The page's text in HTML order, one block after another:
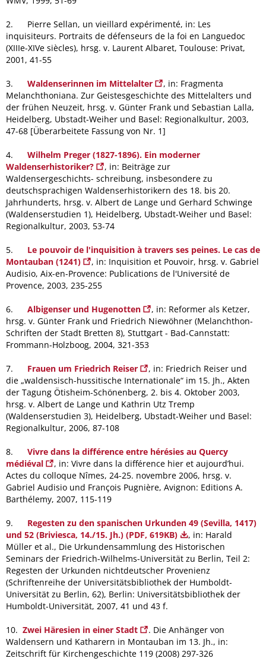
2. Pierre Sellan, un vieillard expérimenté, in: Les
inquisiteurs. Portraits de défenseurs de la foi en Languedoc
(XIIIe-XIVe siècles), hrsg. v. Laurent Albaret, Toulouse: Privat,
2001, 41-55
3. Waldenserinnen im Mittelalter
, in: Fragmenta
Melanchthoniana. Zur Geistesgeschichte des Mittelalters und
der frühen Neuzeit, hrsg. v. Günter Frank und Sebastian Lalla,
Heidel­berg, Ubstadt-Weiher und Basel: Regionalkultur, 2003,
47-68 [Überarbeitete Fassung von Nr. 1]
4. Wilhelm Preger (1827-1896). Ein moderner
Waldenserhistoriker?
, in: Beiträge zur
Waldensergeschichts- schreibung, insbesondere zu
deutschsprachigen Waldenserhistorikern des 18. bis 20.
Jahrhunderts, hrsg. v. Albert de Lange und Gerhard Schwinge
(Wal­den­ser­studien 1), Heidelberg, Ubstadt-Weiher und Basel:
Regionalkultur, 2003, 53-74
5. Le pouvoir de l'inquisition à travers ses peines. Le cas de
Montauban (1241)
, in: Inquisition et Pouvoir, hrsg. v. Gabriel
Audisio, Aix-en-Provence: Publications de l'Université de
Provence, 2003, 235-255
6. Albigenser und Hugenotten
, in: Reformer als Ketzer,
hrsg. v. Günter Frank und Friedrich Niewöhner (Melanchthon-
Schriften der Stadt Bretten 8), Stuttgart - Bad-Cannstatt:
Frommann-Holzboog, 2004, 321-353
7. Frauen um Friedrich Reiser
, in: Friedrich Reiser und
die „waldensisch-hussitische Internationale“ im 15. Jh., Akten
der Tagung Ötisheim-Schönenberg, 2. bis 4. Oktober 2003,
hrsg. v. Albert de Lange und Kathrin Utz Tremp
(Waldenserstudien 3), Heidelberg, Ubstadt-Weiher und Basel:
Regionalkultur, 2006, 87-108
8. Vivre dans la différence entre hérésies au Quercy
médiéval
, in: Vivre dans la différence hier et aujourd’hui.
Actes du colloque Nîmes, 24-25. novembre 2006, hrsg. v.
Gabriel Audisio und François Pugnière, Avignon: Editions A.
Barthélemy, 2007, 115-119
9. Regesten zu den spanischen Urkunden 49 (Sevilla, 1417)
und 52 (Briviesca, 14./15. Jh.) (PDF, 619KB)
, in: Harald
Müller et al., Die Urkundensammlung des Historischen
Seminars der Friedrich-Wilhelms-Universität zu Berlin, Teil 2:
Regesten der Urkunden nichtdeutscher Provenienz
(Schriftenreihe der Universitätsbibliothek der Humboldt-
Universität zu Berlin, 62), Berlin: Universitätsbibliothek der
Humboldt-Universität, 2007, 41 und 43 f.
10. Zwei Häresien in einer Stadt
. Die Anhänger von
Waldensern und Katharern in Montauban im 13. Jh., in:
Zeitschrift für Kirchengeschichte 119 (2008) 297-326